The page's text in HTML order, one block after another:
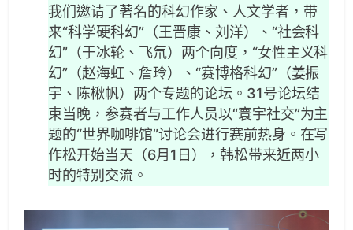
我们邀请了著名的科幻作家、人文学者，带
来“科学硬科幻”（王晋康、刘洋）、“社会科
幻”（于冰轮、飞氘）两个向度，“女性主义科
幻”（赵海虹、詹玲）、“赛博格科幻”（姜振
宇、陈楸帆）两个专题的论坛。31号论坛结
束当晚，参赛者与工作人员以“寰宇社交”为主
题的“世界咖啡馆”讨论会进行赛前热身。在写
作松开始当天（6月1日），韩松带来近两小
时的特别交流。